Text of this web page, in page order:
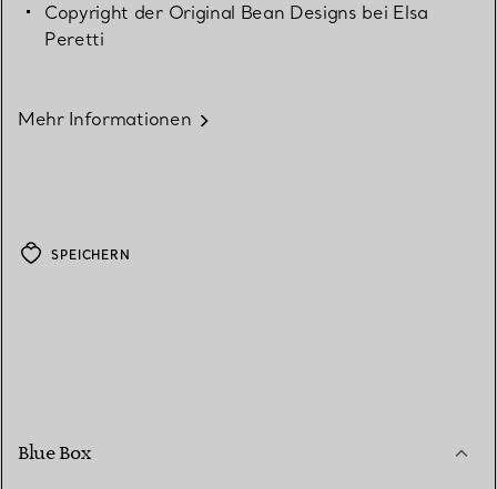
Copyright der Original Bean Designs bei Elsa
Peretti
Mehr Informationen
SPEICHERN
Blue Box